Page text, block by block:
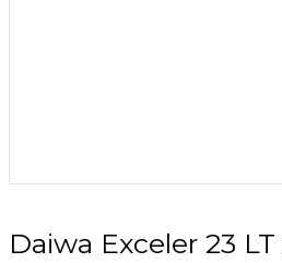
Daiwa Exceler 23